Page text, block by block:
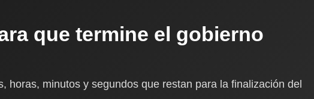
que termine el gobierno
horas, minutos y segundos que restan para la finalización del